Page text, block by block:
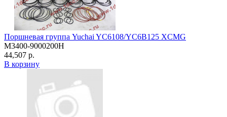
Поршневая группа Yuchai YC6108/YC6B125 XCMG
M3400-9000200H
44,507 р.
В корзину